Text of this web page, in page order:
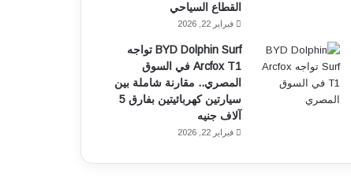
القطاع السياحي
فبراير 22, 2026
BYD Dolphin Surf تواجه
Arcfox T1 في السوق
المصري.. مقارنة شاملة بين
سيارتين كهربائيتين بفارق 5
آلاف جنيه
فبراير 22, 2026